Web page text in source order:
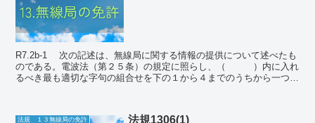
R7.2b-1 次の記述は、無線局に関する情報の提供について述べたも
のである。電波法（第２５条）の規定に照らし、（ ）内に入れ
るべき最も適切な字句の組合せを下の１から４までのうちから一つ選
法規 １３無線局の免許 法規1306(1)